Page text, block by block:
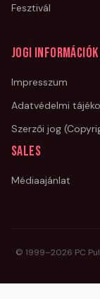
Fesztivál
Jogi információk
Impresszum
Adatvédelmi
Szerzői jog
Sales
Médiaajánlat
© 1999–2026 PC